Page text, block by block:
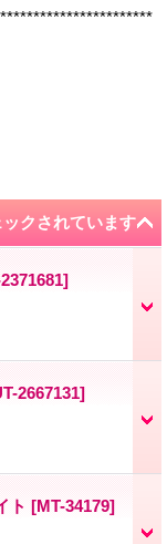
クされています
]
2667131]
ト [MT-34179]